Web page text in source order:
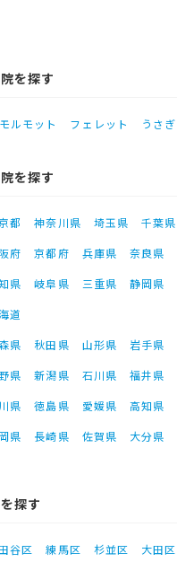
を探す
モルモット フェレット うさぎ
を探す
都 神奈川県 埼玉県 千葉県
府 京都府 兵庫県 奈良県
県 岐阜県 三重県
静岡県
道
県 秋田県 山形県 岩手県
県 新潟県 石川県 福井県
県 徳島県 愛媛県 高知県
県 長崎県 佐賀県 大分県
探す
谷区 練馬区 杉並区 大田区